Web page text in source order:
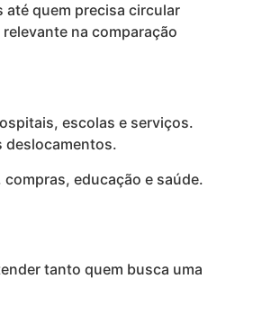
até quem precisa circular
na comparação
escolas e serviços.
deslocamentos.
educação e saúde.
tanto quem busca uma